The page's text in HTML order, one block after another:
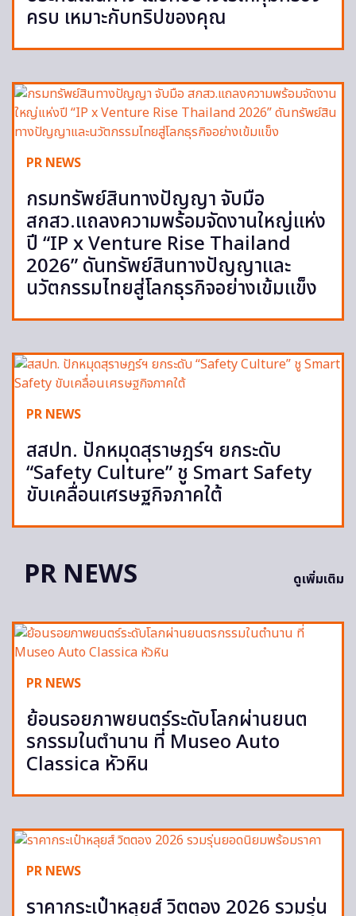
ครบ เหมาะกับทริปของคุณ
PR NEWS
กรมทรัพย์สินทางปัญญา จับมือ
สกสว.แถลงความพร้อมจัดงานใหญ่แห่ง
ปี “IP x Venture Rise Thailand
2026” ดันทรัพย์สินทางปัญญาและ
นวัตกรรมไทยสู่โลกธุรกิจอย่างเข้มแข็ง
PR NEWS
สสปท. ปักหมุดสุราษฎร์ฯ ยกระดับ
“Safety Culture” ชู Smart Safety
ขับเคลื่อนเศรษฐกิจภาคใต้
PR NEWS ดูเพิ่มเติม
PR NEWS
ย้อนรอยภาพยนตร์ระดับโลกผ่านยนต
รกรรมในตำนาน ที่ Museo Auto
Classica หัวหิน
PR NEWS
ราคากระเป๋าหลุยส์ วิตตอง 2026 รวมรุ่น